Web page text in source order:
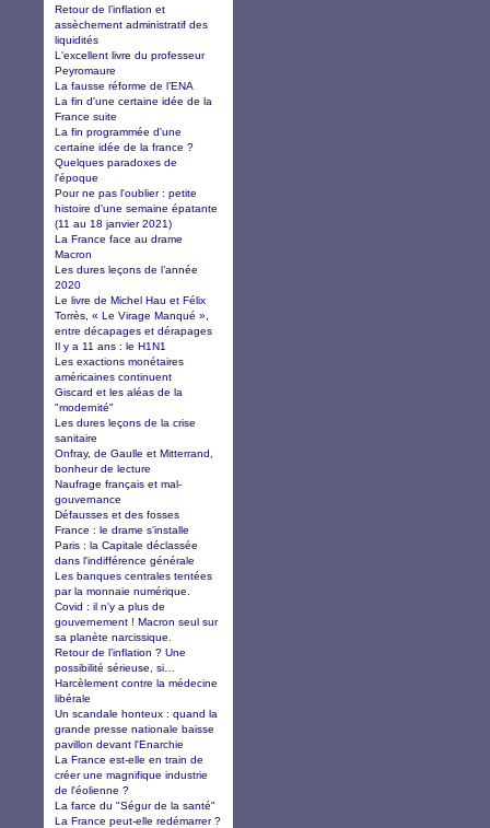
Retour de l’inflation et
assèchement administratif des
liquidités
L'excellent livre du professeur
Peyromaure
La fausse réforme de l’ENA
La fin d'une certaine idée de la
France suite
La fin programmée d'une
certaine idée de la france ?
Quelques paradoxes de
l'époque
Pour ne pas l'oublier : petite
histoire d'une semaine épatante
(11 au 18 janvier 2021)
La France face au drame
Macron
Les dures leçons de l’année
2020
Le livre de Michel Hau et Félix
Torrès, « Le Virage Manqué »,
entre décapages et dérapages
Il y a 11 ans : le H1N1
Les exactions monétaires
américaines continuent
Giscard et les aléas de la
"modernité"
Les dures leçons de la crise
sanitaire
Onfray, de Gaulle et Mitterrand,
bonheur de lecture
Naufrage français et mal-
gouvernance
Défausses et des fosses
France : le drame s'installe
Paris : la Capitale déclassée
dans l'indifférence générale
Les banques centrales tentées
par la monnaie numérique.
Covid : il n'y a plus de
gouvernement ! Macron seul sur
sa planète narcissique.
Retour de l’inflation ? Une
possibilité sérieuse, si…
Harcèlement contre la médecine
libérale
Un scandale honteux : quand la
grande presse nationale baisse
pavillon devant l'Enarchie
La France est-elle en train de
créer une magnifique industrie
de l'éolienne ?
La farce du "Ségur de la santé"
La France peut-elle redémarrer ?